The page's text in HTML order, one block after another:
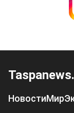
НовостиМир